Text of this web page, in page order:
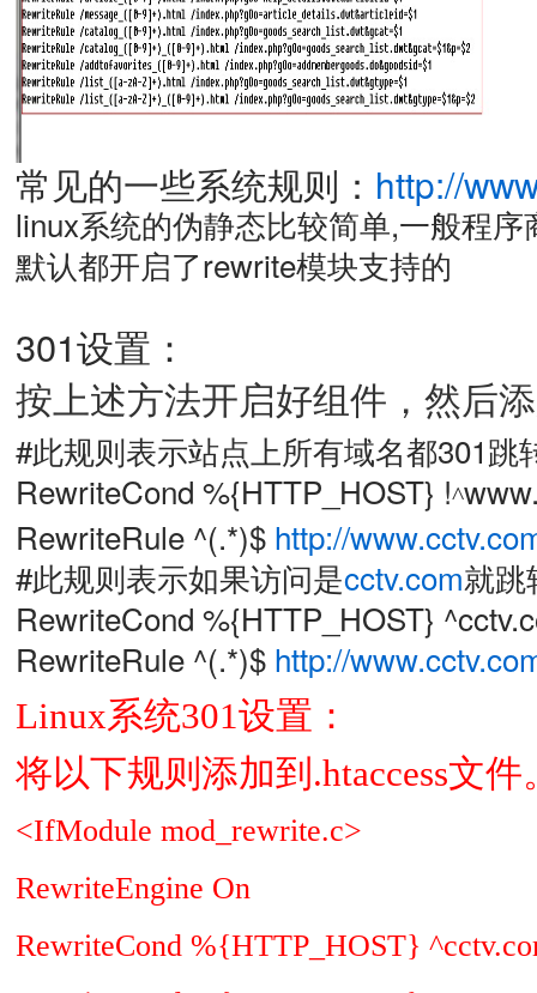
常见的一些系统规则： http://
linux系统的伪静态比较简单,一般程
默认都开启了rewrite模块支持的
301设置：
按上述方法开启好组件，然后
#此规则表示站点上所有域名都301跳
RewriteCond %{HTTP_HOST} !^
RewriteRule ^(.*)$ http://
#此规则表示如果访问是cctv.com就跳
RewriteCond %{HTTP_HOST}
RewriteRule ^(.*)$ http://
Linux系统301设置：
将以下规则添加到 .htaccess文件
<IfModule mod_rewrite.c>
RewriteEngine On
RewriteCond %{HTTP_HOST}